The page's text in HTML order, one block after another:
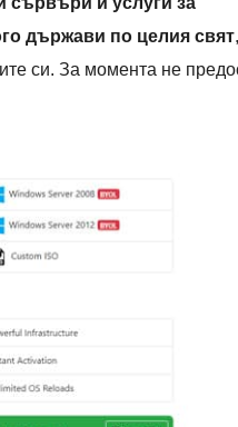
държави по целия свят
си. За момента не